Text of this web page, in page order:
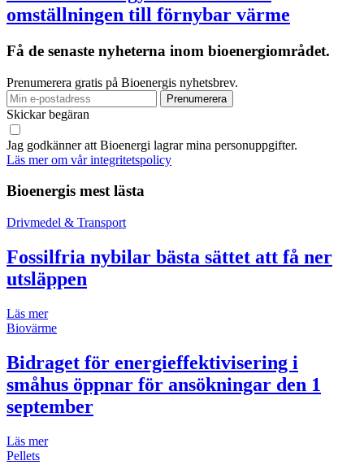
omställningen till förnybar värme
Få de senaste nyheterna inom bioenergiområdet.
Prenumerera gratis på Bioenergis nyhetsbrev.
Skickar begäran
Jag godkänner att Bioenergi lagrar mina personuppgifter.
Läs mer om vår integritetspolicy
Bioenergis mest lästa
Drivmedel & Transport
Fossilfria nybilar bästa sättet att få ner
utsläppen
Läs mer
Biovärme
Bidraget för energieffektivisering i
småhus öppnar för ansökningar den 1
september
Läs mer
Pellets